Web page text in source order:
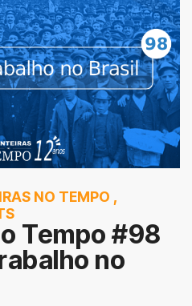
NO TEMPO ,
Tempo #98
no